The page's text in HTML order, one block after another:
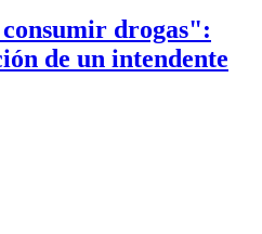
drogas":
de un intendente